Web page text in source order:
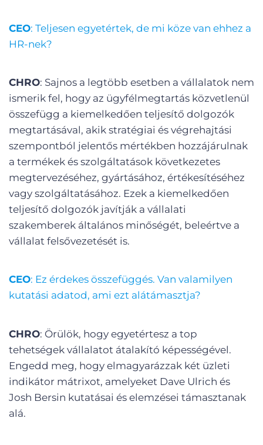
CEO: Teljesen egyetértek, de mi köze van ehhez a
HR-nek?
CHRO: Sajnos a legtöbb esetben a vállalatok nem
ismerik fel, hogy az ügyfélmegtartás közvetlenül
összefügg a kiemelkedően teljesítő dolgozók
megtartásával, akik stratégiai és végrehajtási
szempontból jelentős mértékben hozzájárulnak
a termékek és szolgáltatások következetes
megtervezéséhez, gyártásához, értékesítéséhez
vagy szolgáltatásához. Ezek a kiemelkedően
teljesítő dolgozók javítják a vállalati
szakemberek általános minőségét, beleértve a
vállalat felsővezetését is.
CEO: Ez érdekes összefüggés. Van valamilyen
kutatási adatod, ami ezt alátámasztja?
CHRO: Örülök, hogy egyetértesz a top
tehetségek vállalatot átalakító képességével.
Engedd meg, hogy elmagyarázzak két üzleti
indikátor mátrixot, amelyeket Dave Ulrich és
Josh Bersin kutatásai és elemzései támasztanak
alá.